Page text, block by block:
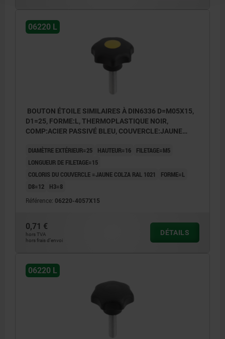
06220 L
BOUTON ÉTOILE SIMILAIRES À DIN6336 D=M05X15,
D1=25, FORME:L, THERMOPLASTIQUE NOIR,
COMP:ACIER PASSIVÉ BLEU, COUVERCLE:JAUNE
DIAMÈTRE EXTÉRIEUR=25 HAUTEUR=16
FILETAGE=M5
LONGUEUR DE FILETAGE=15
COLORIS DU COUVERCLE =JAUNE COLZA RAL 1021
FORME=L
D8=12
H3=8
Référence: 06220-4057X15
0,71 €
hors TVA
hors frais d’envoi
DÉTAILS
06220 L